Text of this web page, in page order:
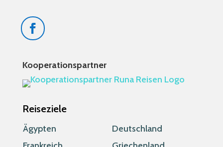
Kooperationspartner
Reiseziele
Ägypten
Deutschland